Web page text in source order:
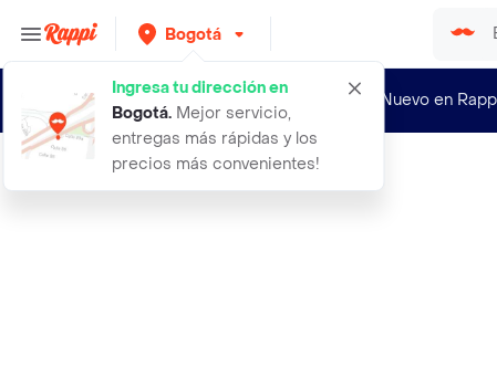
Bogotá
Ingresa tu dirección en
Bogotá. Mejor servicio,
entregas más rápidas y los
precios más convenientes!
¿Nuevo en
40 zapato mocasin cuero